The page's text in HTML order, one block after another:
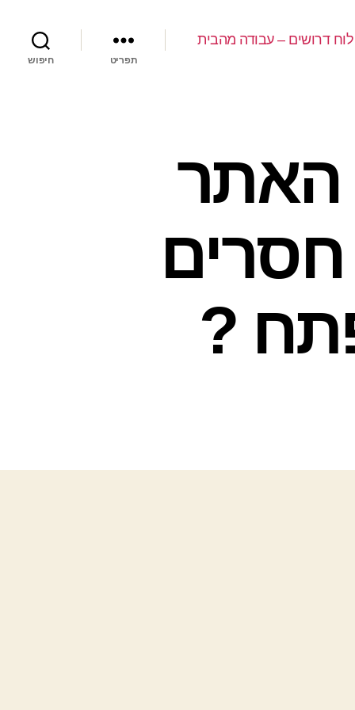
לוח דרושים – עבודה מהבית
תפריט חיפוש
האתר
חסרים
?